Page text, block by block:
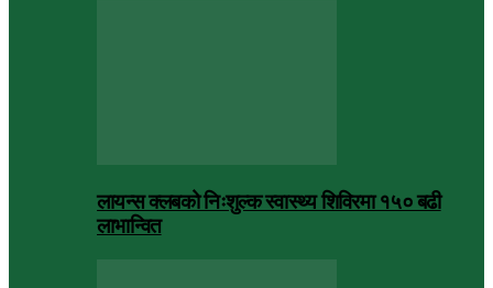
लायन्स क्लबको निःशुल्क स्वास्थ्य शिविरमा १५० बढी
लाभान्वित